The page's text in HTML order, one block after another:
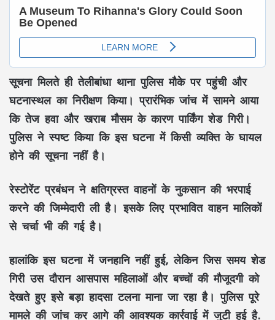
सूचना मिलते ही तेलीबांधा थाना पुलिस मौके पर पहुंची और
घटनास्थल का निरीक्षण किया। प्रारंभिक जांच में सामने आया
कि तेज हवा और खराब मौसम के कारण पार्किंग शेड गिरी।
पुलिस ने स्पष्ट किया कि इस घटना में किसी व्यक्ति के घायल
होने की सूचना नहीं है।
रेस्टोरेंट प्रबंधन ने क्षतिग्रस्त वाहनों के नुकसान की भरपाई
करने की जिम्मेदारी ली है। इसके लिए प्रभावित वाहन मालिकों
से चर्चा भी की गई है।
हालांकि इस घटना में जनहानि नहीं हुई, लेकिन जिस समय शेड
गिरी उस दौरान आसपास महिलाओं और बच्चों की मौजूदगी को
देखते हुए इसे बड़ा हादसा टलना माना जा रहा है। पुलिस पूरे